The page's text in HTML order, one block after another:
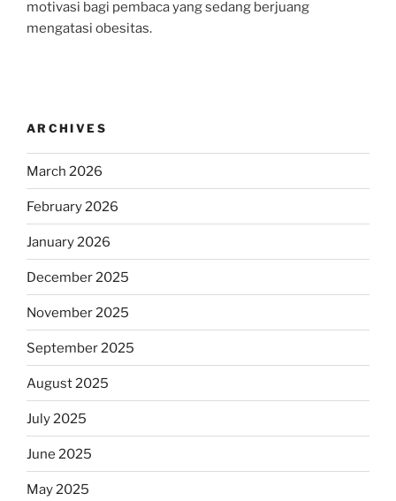
motivasi bagi pembaca yang sedang berjuang
mengatasi obesitas.
ARCHIVES
March 2026
February 2026
January 2026
December 2025
November 2025
September 2025
August 2025
July 2025
June 2025
May 2025